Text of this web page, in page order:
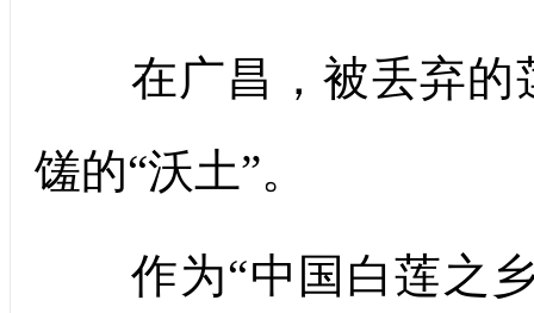
在广昌，被丢弃的
馐的“沃土”。
作为“中国白莲之乡